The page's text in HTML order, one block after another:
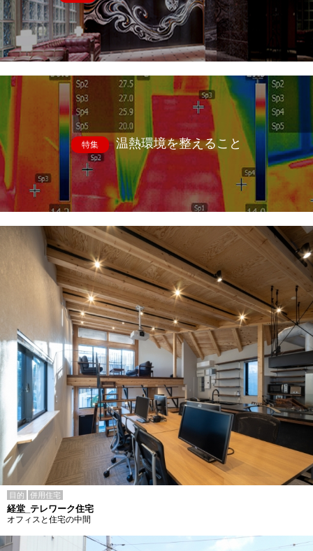
特集 温熱環境を整えること
目的 併用住宅
経堂_テレワーク住宅
オフィスと住宅の中間